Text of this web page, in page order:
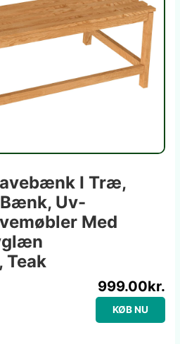
I Træ,
Uv-
Med
Teak
999.00kr.
KØB NU